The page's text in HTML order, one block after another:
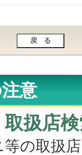
意
取扱店
の取扱